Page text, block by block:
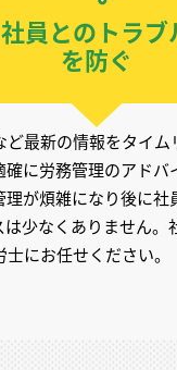
社員とのトラブ
を防ぐ
ど最新の情報をタイム
確に労務管理のアドバ
理が煩雑になり後に社
は少なくありません。
にお任せください。